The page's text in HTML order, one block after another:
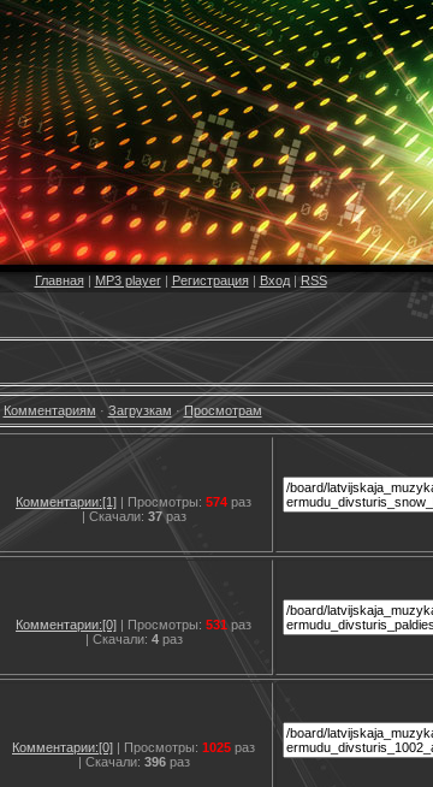
Главная| MP3 player| Регистрация| Вход|RSS
Комментариям ·Загрузкам ·Просмотрам
Комментарии:[1] | Просмотры: 574 раз
| Скачали: 37раз
Комментарии:[0] | Просмотры: 531 раз
| Скачали: 4раз
Комментарии:[0] | Просмотры: 1025 раз
| Скачали: 396раз